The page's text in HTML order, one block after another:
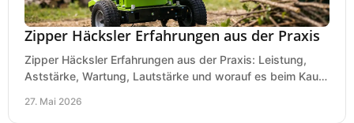
Zipper Häcksler Erfahrungen aus der Praxis
Zipper Häcksler Erfahrungen aus der Praxis: Leistung,
Aststärke, Wartung, Lautstärke und worauf es beim Kauf
27. Mai 2026